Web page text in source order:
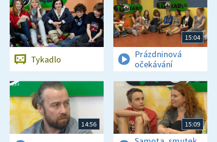
Tykadlo
15:04
Prázdninová
očekávání
14:56 15:09